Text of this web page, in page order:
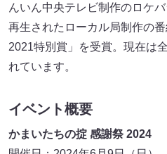
んいん中央テレビ制作のロケ
再生されたローカル局制作の
2021特別賞」を受賞。現在は
れています。
イベント概要
かまいたちの掟 感謝祭 2024